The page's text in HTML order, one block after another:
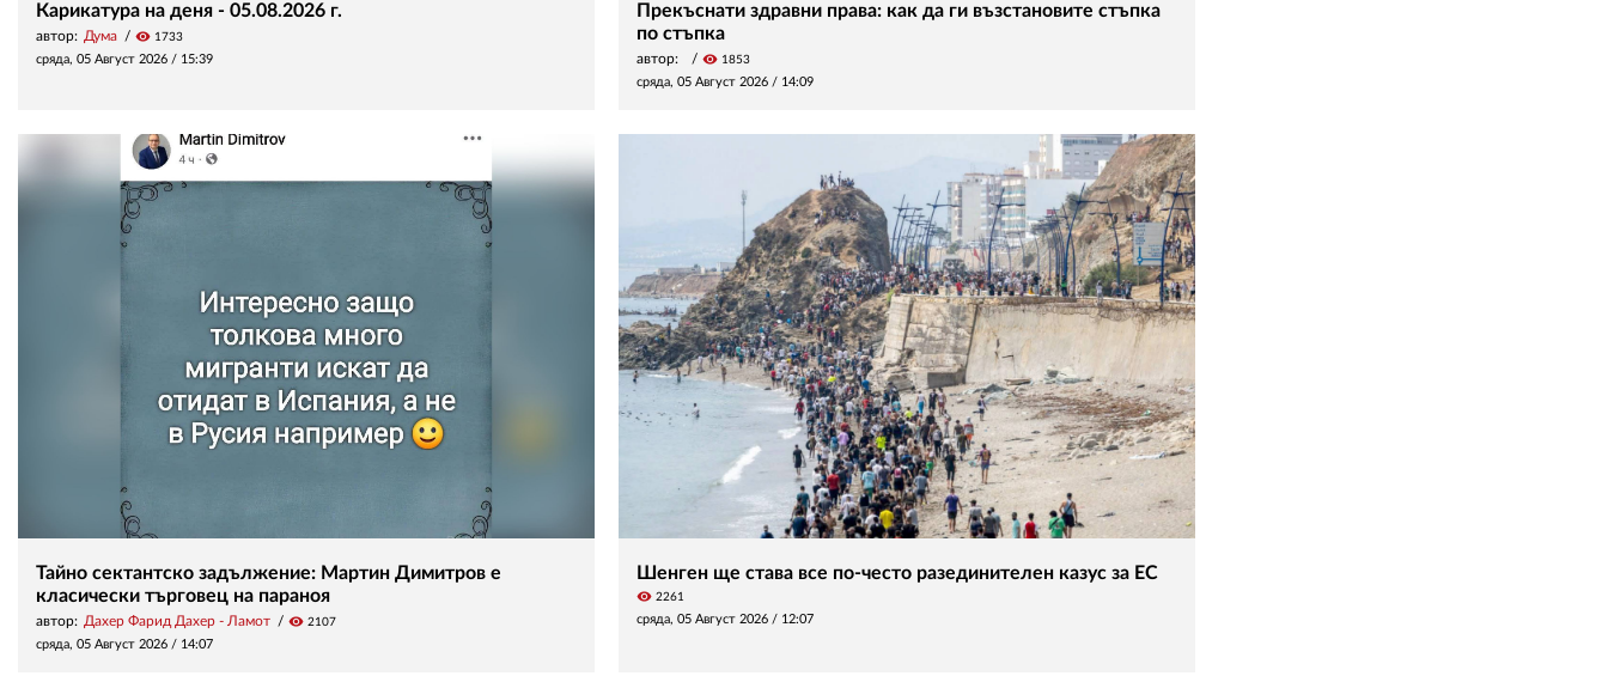
Карикатура на деня - 05.08.2026 г.
автор: Дума visibility 1733
сряда, 05 Август 2026 / 15:39
Прекъснати здравни права: как да ги възстановите стъпка
по стъпка
автор: visibility 1853
сряда, 05 Август 2026 / 14:09
Тайно сектантско задължение: Мартин Димитров е
класически търговец на параноя
автор: Дахер Фарид Дахер - Ламот visibility 2107
сряда, 05 Август 2026 / 14:07
Шенген ще става все по-често разединителен казус за ЕС
visibility 2261
сряда, 05 Август 2026 / 12:07